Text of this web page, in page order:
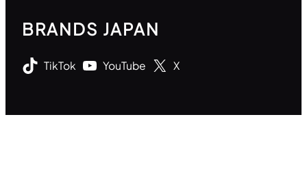
BRANDS JAPAN
TikTok YouTube X